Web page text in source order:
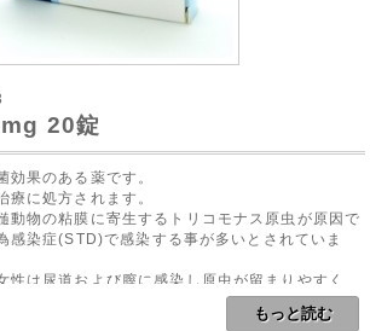
20錠
効果のある薬です。
療に処方されます。
動物の粘膜に寄生するトリコモナス原虫が原因で
感染症(STD)で感染する事が多いとされていま
性は尿道および膣に感染し原虫が留まりやすく、
てしまうため、男性の方が発生リスクが少ない様
もっと読む